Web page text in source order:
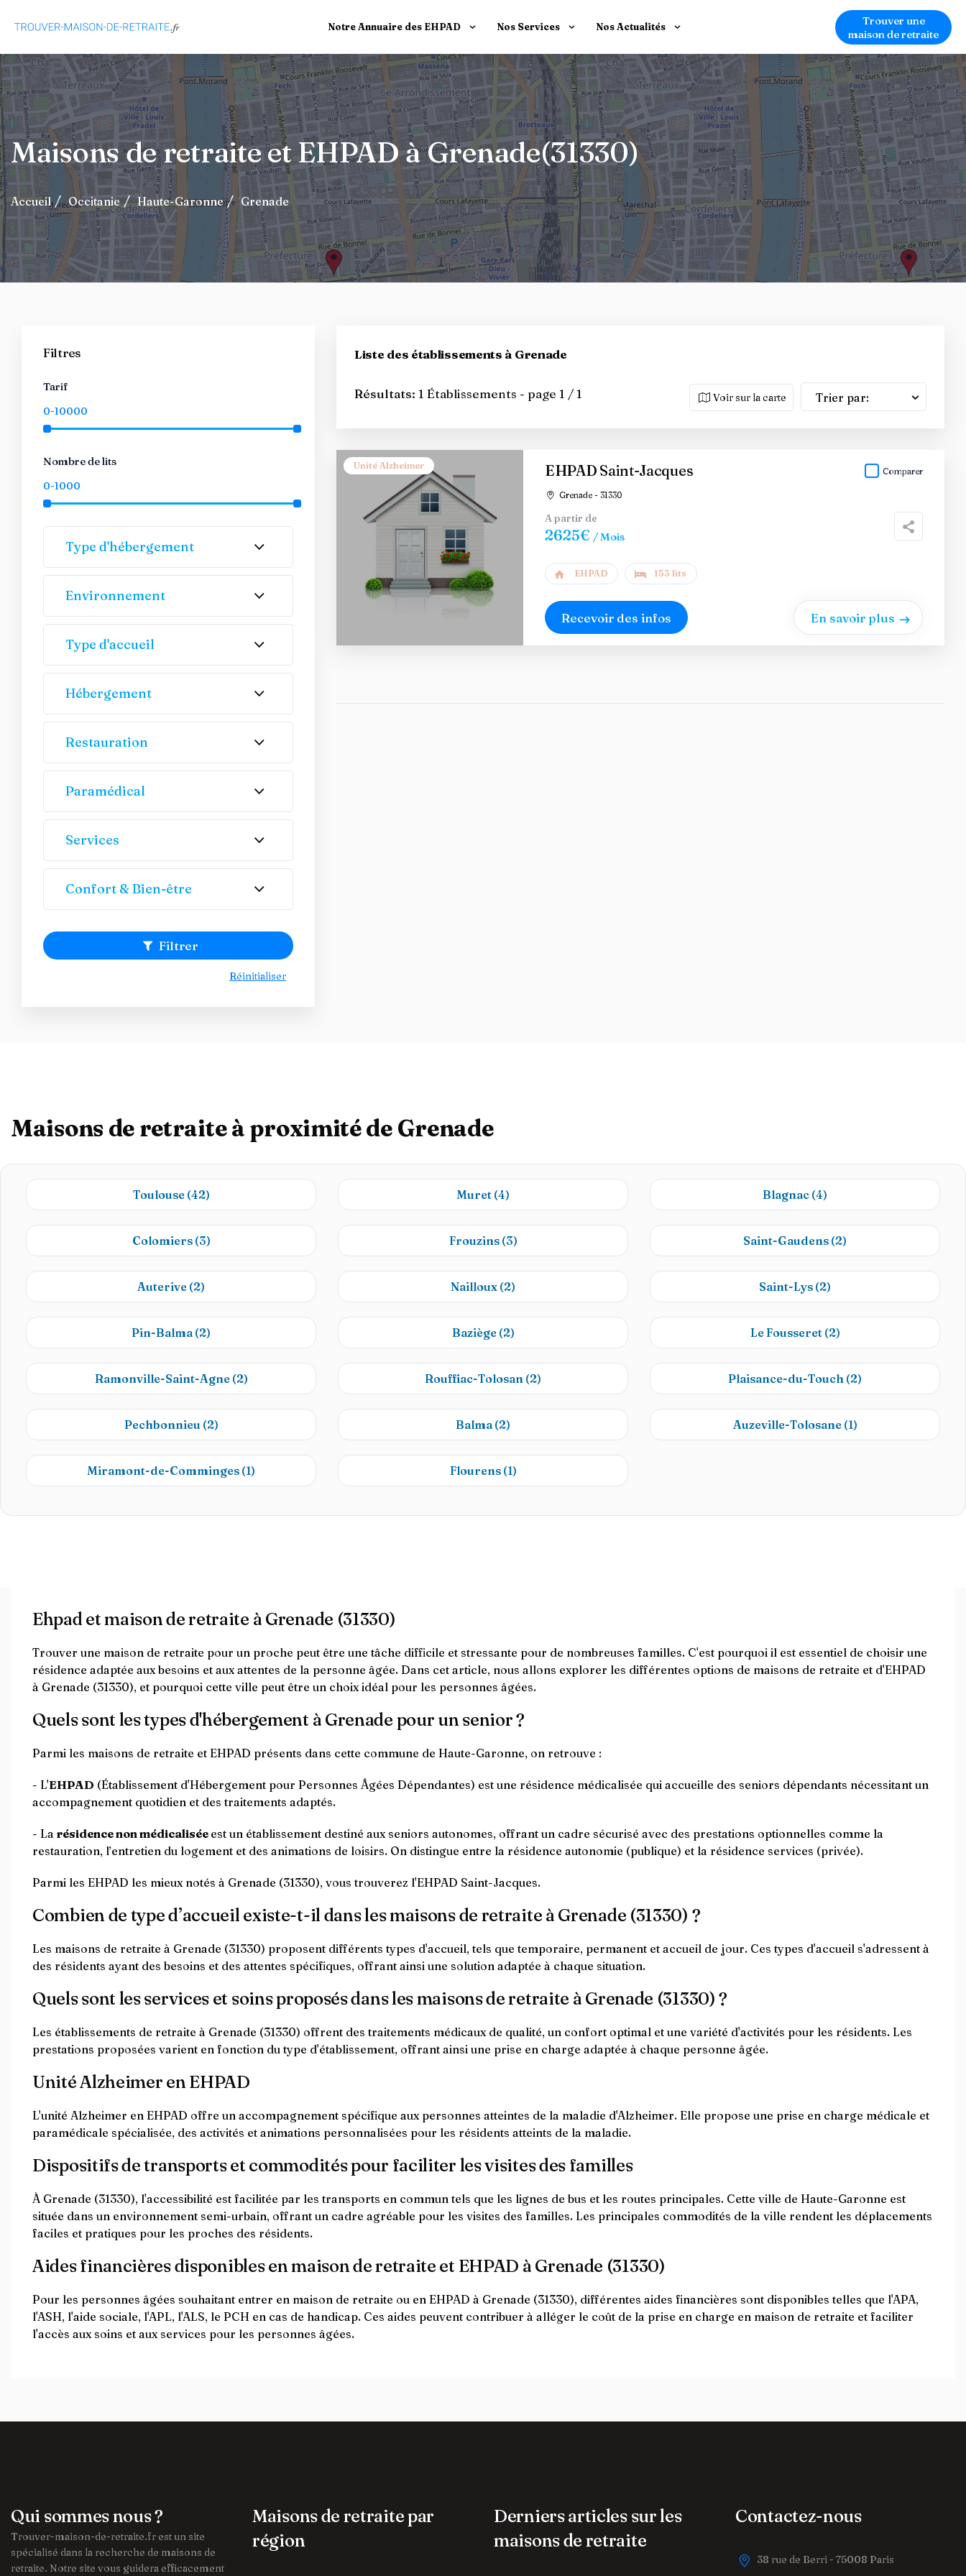
Notre Annuaire des EHPAD Nos Services Nos Actualités
Trouver une
maison de retraite
Maisons de retraite et EHPAD à Grenade(31330)
Accueil Occitanie Haute-Garonne Grenade
Liste des établissements à Grenade
Résultats: 1 Établissements - page 1 / 1 Voir sur la carte Trier par:
Unité Alzheimer EHPAD Saint-Jacques
Grenade - 31330
Comparer
A partir de
2625€ / Mois
EHPAD 153 lits
Recevoir des infos En savoir plus
Filtres
Tarif
Nombre de lits
Type d'hébergement
Environnement
Type d'accueil
Hébergement
Restauration
Paramédical
Services
Confort & Bien-être
Filtrer
Réinitialiser
Maisons de retraite à proximité de Grenade
Toulouse (42) Muret (4) Blagnac (4)
Colomiers (3) Frouzins (3) Saint-Gaudens (2)
Auterive (2) Nailloux (2) Saint-Lys (2)
Pin-Balma(2) Baziège (2) Le Fousseret (2)
Ramonville-Saint-Agne (2) Rouffiac-Tolosan (2) Plaisance-du-Touch (2)
Pechbonnieu (2) Balma(2) Auzeville-Tolosane (1)
Miramont-de-Comminges (1) Flourens (1)
Ehpad et maison de retraite à Grenade (31330)
Trouver une maison de retraite pour un proche peut être une tâche difficile et stressante pour de nombreuses familles. C'est pourquoi il est essentiel de choisir une
résidence adaptée aux besoins et aux attentes de la personne âgée. Dans cet article, nous allons explorer les différentes options de maisons de retraite et d'EHPAD
à Grenade (31330), et pourquoi cette ville peut être un choix idéal pour les personnes âgées.
Quels sont les types d'hébergement à Grenade pour un senior ?
Parmi les maisons de retraite et EHPAD présents dans cette commune de Haute-Garonne, on retrouve :
- L'EHPAD (Établissement d'Hébergement pour Personnes Âgées Dépendantes) est une résidence médicalisée qui accueille des seniors dépendants nécessitant un
accompagnement quotidien et des traitements adaptés.
- La résidence non médicalisée est un établissement destiné aux seniors autonomes, offrant un cadre sécurisé avec des prestations optionnelles comme la
restauration, l’entretien du logement et des animations de loisirs. On distingue entre la résidence autonomie (publique) et la résidence services (privée).
Parmi les EHPAD les mieux notés à Grenade (31330), vous trouverez l'EHPAD Saint-Jacques.
Combien de type d’accueil existe-t-il dans les maisons de retraite à Grenade (31330) ?
Les maisons de retraite à Grenade (31330) proposent différents types d'accueil, tels que temporaire, permanent et accueil de jour. Ces types d'accueil s'adressent à
des résidents ayant des besoins et des attentes spécifiques, offrant ainsi une solution adaptée à chaque situation.
Quels sont les services et soins proposés dans les maisons de retraite à Grenade (31330) ?
Les établissements de retraite à Grenade (31330) offrent des traitements médicaux de qualité, un confort optimal et une variété d'activités pour les résidents. Les
prestations proposées varient en fonction du type d'établissement, offrant ainsi une prise en charge adaptée à chaque personne âgée.
Unité Alzheimer en EHPAD
L'unité Alzheimer en EHPAD offre un accompagnement spécifique aux personnes atteintes de la maladie d'Alzheimer. Elle propose une prise en charge médicale et
paramédicale spécialisée, des activités et animations personnalisées pour les résidents atteints de la maladie.
Dispositifs de transports et commodités pour faciliter les visites des familles
À Grenade (31330), l'accessibilité est facilitée par les transports en commun tels que les lignes de bus et les routes principales. Cette ville de Haute-Garonne est
située dans un environnement semi-urbain, offrant un cadre agréable pour les visites des familles. Les principales commodités de la ville rendent les déplacements
faciles et pratiques pour les proches des résidents.
Aides financières disponibles en maison de retraite et EHPAD à Grenade (31330)
Pour les personnes âgées souhaitant entrer en maison de retraite ou en EHPAD à Grenade (31330), différentes aides financières sont disponibles telles que l'APA,
l'ASH, l'aide sociale, l'APL, l'ALS, le PCH en cas de handicap. Ces aides peuvent contribuer à alléger le coût de la prise en charge en maison de retraite et faciliter
l'accès aux soins et aux services pour les personnes âgées.
Qui sommes nous ?
Trouver-maison-de-retraite.fr est un site
spécialisé dans la recherche de maisons de
retraite. Notre site vous guidera efficacement
Maisons de retraite par
région
Derniers articles sur les
maisons de retraite
Contactez-nous
38 rue de Berri - 75008 Paris